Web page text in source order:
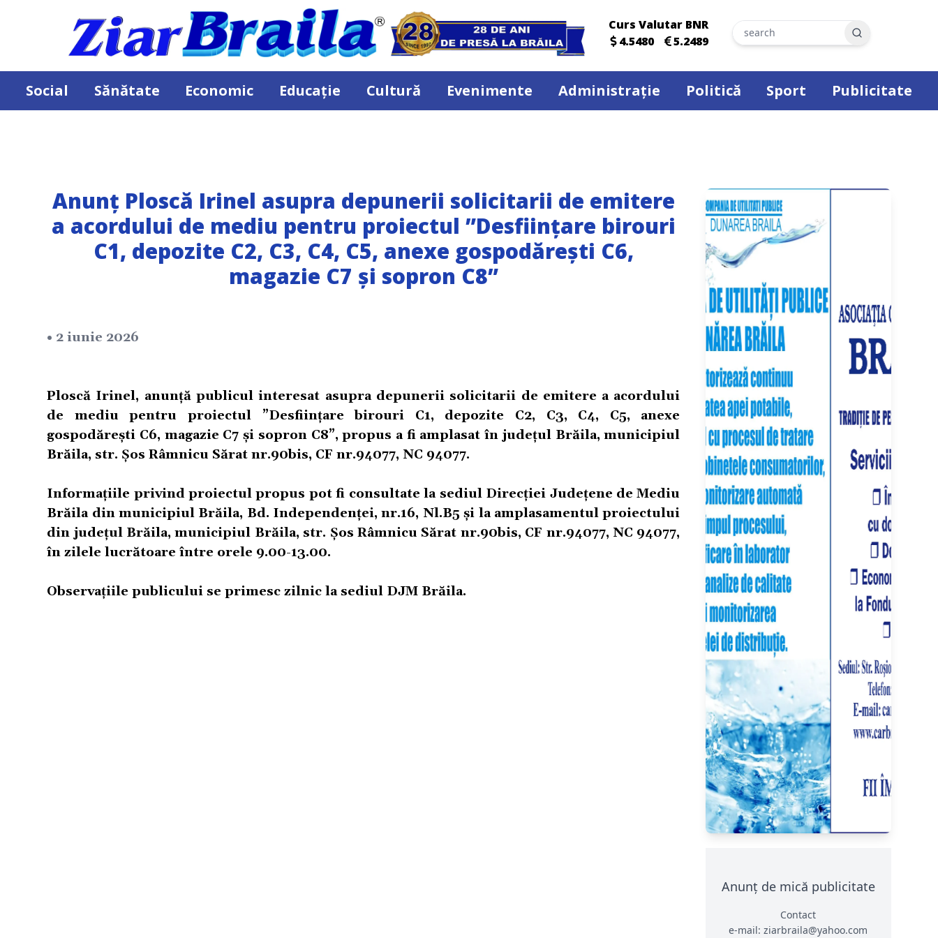
Curs Valutar BNR
4.5480
5.2489
Search
Social Sănătate Economic Educație Cultură Evenimente Administrație Politică Sport Publicitate
Anunț Ploscă Irinel asupra depunerii solicitarii de emitere
a acordului de mediu pentru proiectul ”Desființare birouri
C1, depozite C2, C3, C4, C5, anexe gospodărești C6,
magazie C7 și sopron C8”
• 2 iunie 2026
Ploscă Irinel, anunță publicul interesat asupra depunerii solicitarii de emitere a acordului
de mediu pentru proiectul ”Desființare birouri C1, depozite C2, C3, C4, C5, anexe
gospodărești C6, magazie C7 și sopron C8”, propus a fi amplasat în județul Brăila, municipiul
Brăila, str. Șos Râmnicu Sărat nr.90bis, CF nr.94077, NC 94077.
Informațiile privind proiectul propus pot fi consultate la sediul Direcției Județene de Mediu
Brăila din municipiul Brăila, Bd. Independenței, nr.16, Nl.B5 și la amplasamentul proiectului
din județul Brăila, municipiul Brăila, str. Șos Râmnicu Sărat nr.90bis, CF nr.94077, NC 94077,
în zilele lucrătoare între orele 9.00-13.00.
Observațiile publicului se primesc zilnic la sediul DJM Brăila.
Anunț de mică publicitate
Contact
e-mail: ziarbraila@yahoo.com